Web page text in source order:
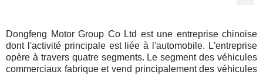
Dongfeng Motor Group Co Ltd est une entreprise chinoise
dont l'activité principale est liée à l'automobile. L'entreprise
opère à travers quatre segments. Le segment des véhicules
commerciaux fabrique et vend principalement des véhicules